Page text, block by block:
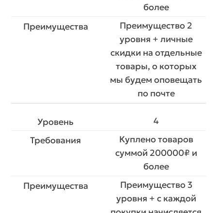
более
Преимущество 2
уровня + личные
скидки на отдельные
товары, о которых
мы будем оповещать
по почте
4
Куплено товаров
суммой 200000₽ и
более
Преимущество 3
уровня + с каждой